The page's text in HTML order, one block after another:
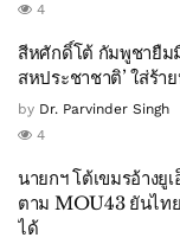
4
สีหศักดิ์โต้ กัมพูชายืม
สหประชาชาติ’ ใส่ร้า
by Dr. Parvinder Singh
4
นายกฯ โต้เขมรอ้างยู
ตาม MOU43 ยันไท
ได้